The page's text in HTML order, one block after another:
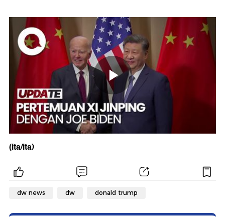
(ita/ita)
dw news dw donald trump